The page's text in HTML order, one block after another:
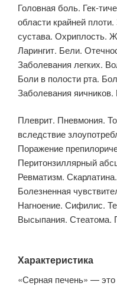
Головная боль. Гек-
области крайней
сустава. Охриплость.
Ларингит. Бели.
Заболевания легких.
Боли в полости рта.
Заболевания
Плеврит. Пневмония.
вследствие
Поражение
Перитонзиллярный
Ревматизм.
Болезненная
Нагноение. Сифилис.
Высыпания. Стеатома.
Характеристика
«Серная печень» — это